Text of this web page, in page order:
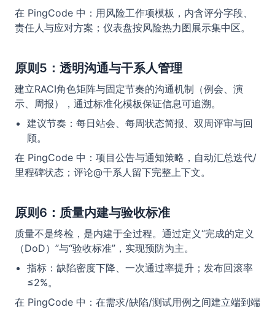
在 PingCode 中：用风险工作项模板，内含评分字段、
责任人与应对方案；仪表盘按风险热力图展示集中区。
原则5：透明沟通与干系人管理
建立RACI角色矩阵与固定节奏的沟通机制（例会、演
示、周报），通过标准化模板保证信息可追溯。
建议节奏：每日站会、每周状态简报、双周评审与回
顾。
在 PingCode 中：项目公告与通知策略，自动汇总迭代/
里程碑状态；评论@干系人留下完整上下文。
原则6：质量内建与验收标准
质量不是终检，是内建于全过程。通过定义“完成的定义
（DoD）”与“验收标准”，实现预防为主。
指标：缺陷密度下降、一次通过率提升；发布回滚率
≤2%。
在 PingCode 中：在需求/缺陷/测试用例之间建立端到端